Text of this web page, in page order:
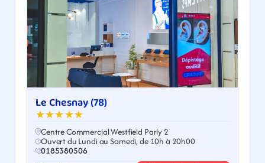
Le Chesnay (78)
★★★★★
Centre Commercial Westfield Parly 2
Ouvert du Lundi au Samedi, de 10h à 20h00
0185380506